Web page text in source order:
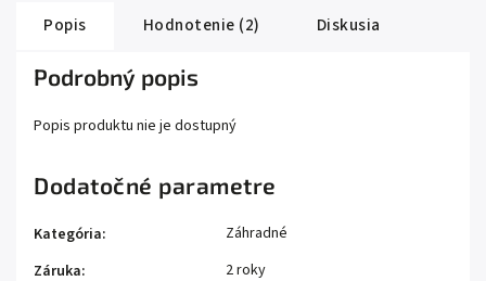
Popis Hodnotenie (2) Diskusia
Podrobný popis
Popis produktu nie je dostupný
Dodatočné parametre
Kategória:
Záhradné
Záruka:
2 roky